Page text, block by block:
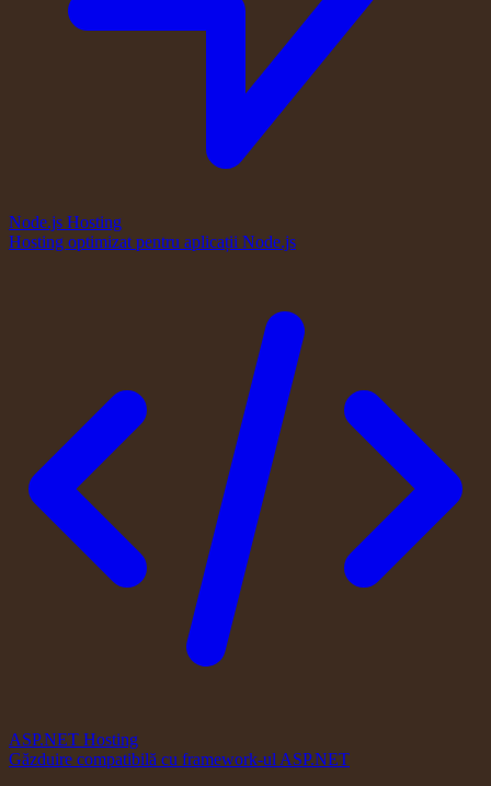
Node.js Hosting
Hosting optimizat pentru aplicații Node.js
ASP.NET Hosting
Găzduire compatibilă cu framework-ul ASP.NET